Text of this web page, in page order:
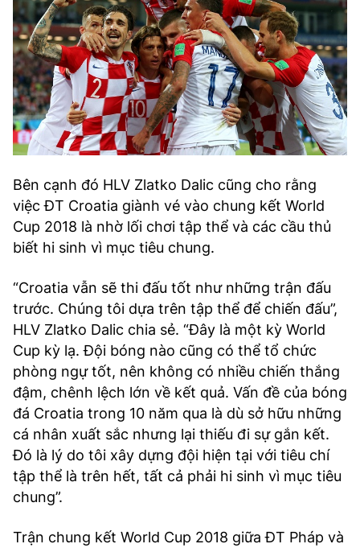
Bên cạnh đó HLV Zlatko Dalic cũng cho rằng
việc ĐT Croatia giành vé vào chung kết World
Cup 2018 là nhờ lối chơi tập thể và các cầu thủ
biết hi sinh vì mục tiêu chung.
“Croatia vẫn sẽ thi đấu tốt như những trận đấu
trước. Chúng tôi dựa trên tập thể để chiến đấu”,
HLV Zlatko Dalic chia sẻ. “Đây là một kỳ World
Cup kỳ lạ. Đội bóng nào cũng có thể tổ chức
phòng ngự tốt, nên không có nhiều chiến thắng
đậm, chênh lệch lớn về kết quả. Vấn đề của bóng
đá Croatia trong 10 năm qua là dù sở hữu những
cá nhân xuất sắc nhưng lại thiếu đi sự gắn kết.
Đó là lý do tôi xây dựng đội hiện tại với tiêu chí
tập thể là trên hết, tất cả phải hi sinh vì mục tiêu
chung”.
Trận chung kết World Cup 2018 giữa ĐT Pháp và